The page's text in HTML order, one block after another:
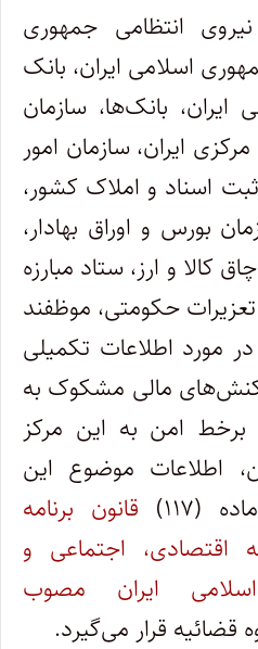
انتظامی جمهوری
اسلامی ایران، بانک
بانک‌ها، سازمان
ایران، سازمان امور
اسناد و املاک کشور،
بورس و اوراق بهادار،
کالا و ارز، ستاد مبارزه
حکومتی، موظفند
مورد اطلاعات تکمیلی
مالی مشکوک به
امن به این مرکز
اطلاعات موضوع این
(۱۱۷)
قانون برنامه
اقتصادی، اجتماعی و
ایران مصوب
قضائیه قرار می‌گیرد.